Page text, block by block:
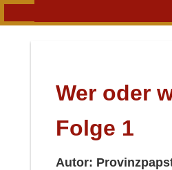
Wer oder
Folge 1
Autor: